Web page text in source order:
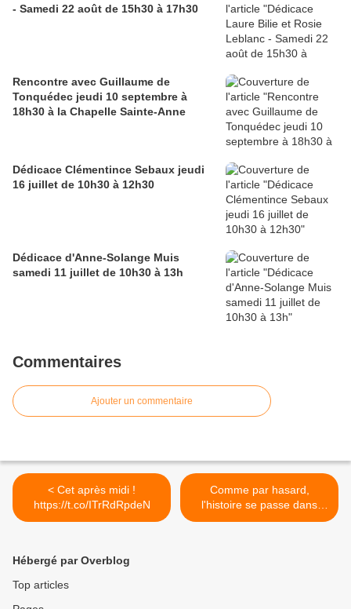
- Samedi 22 août de 15h30 à 17h30
Rencontre avec Guillaume de
Tonquédec jeudi 10 septembre à
18h30 à la Chapelle Sainte-Anne
Dédicace Clémentince Sebaux jeudi
16 juillet de 10h30 à 12h30
Dédicace d'Anne-Solange Muis
samedi 11 juillet de 10h30 à 13h
Commentaires
Ajouter un commentaire
< Cet après midi !
https://t.co/ITrRdRpdeN
Comme par hasard,
l'histoire se passe dans
une... >
Hébergé par Overblog
Top articles